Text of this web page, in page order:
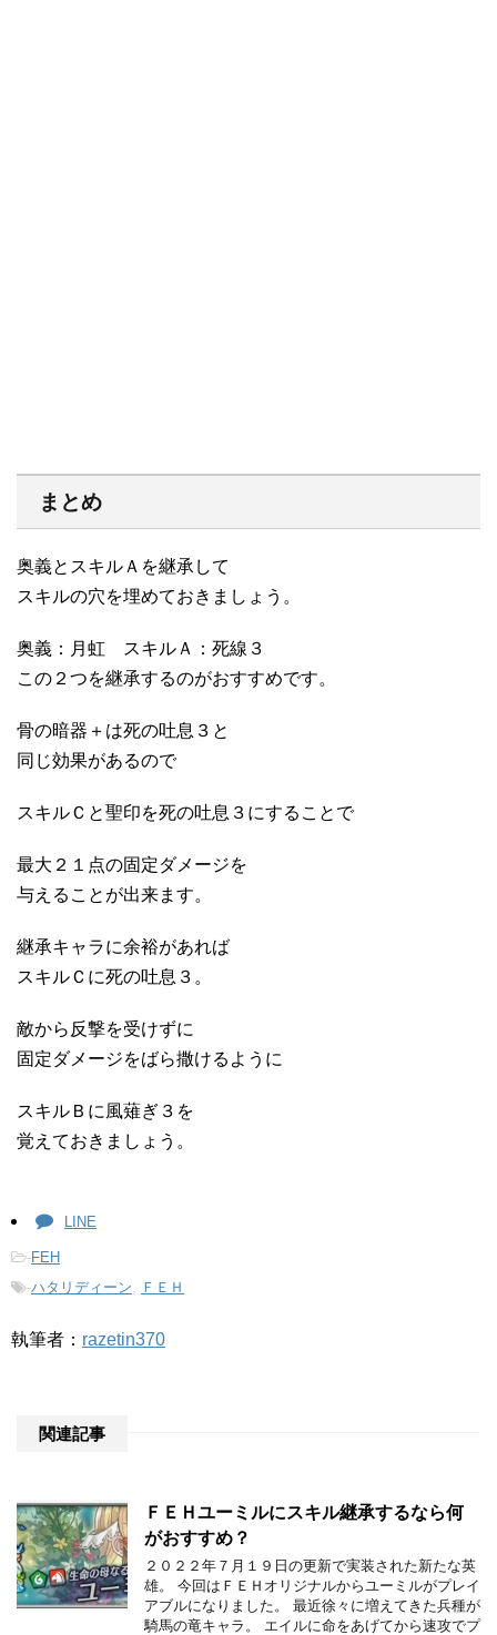
まとめ
奥義とスキルＡを継承して
スキルの穴を埋めておきましょう。
奥義：月虹 スキルＡ：死線３
この２つを継承するのがおすすめです。
骨の暗器＋は死の吐息３と
同じ効果があるので
スキルＣと聖印を死の吐息３にすることで
最大２１点の固定ダメージを
与えることが出来ます。
継承キャラに余裕があれば
スキルＣに死の吐息３。
敵から反撃を受けずに
固定ダメージをばら撒けるように
スキルＢに風薙ぎ３を
覚えておきましょう。
LINE
-FEH
-ハタリディーン ＦＥＨ
執筆者： razetin370
関連記事
ＦＥＨユーミルにスキル継承するなら何
がおすすめ？
２０２２年７月１９日の更新で実装された新たな英
雄。 今回はＦＥＨオリジナルからユーミルがプレイ
アブルになりました。 最近徐々に増えてきた兵種が
騎馬の竜キャラ。 エイルに命をあげてから速攻でプ